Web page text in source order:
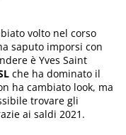
volto nel corso
saputo imporsi con
è Yves Saint
che ha dominato il
ha cambiato look, ma
trovare gli
ai saldi 2021.